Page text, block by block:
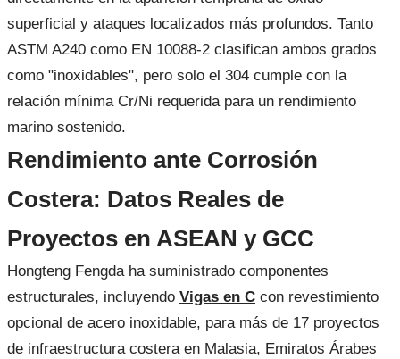
superficial y ataques localizados más profundos. Tanto
ASTM A240 como EN 10088-2 clasifican ambos grados
como "inoxidables", pero solo el 304 cumple con la
relación mínima Cr/Ni requerida para un rendimiento
marino sostenido.
Rendimiento ante Corrosión
Costera: Datos Reales de
Proyectos en ASEAN y GCC
Hongteng Fengda ha suministrado componentes
estructurales, incluyendo Vigas en C con revestimiento
opcional de acero inoxidable, para más de 17 proyectos
de infraestructura costera en Malasia, Emiratos Árabes